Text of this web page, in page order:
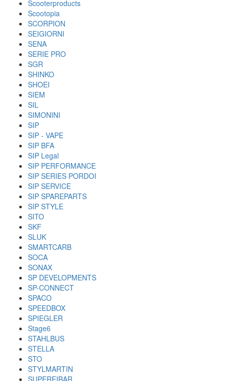
Scooterproducts
Scootopia
SCORPION
SEIGIORNI
SENA
SERIE PRO
SGR
SHINKO
SHOEI
SIEM
SIL
SIMONINI
SIP
SIP - VAPE
SIP BFA
SIP Legal
SIP PERFORMANCE
SIP SERIES PORDOI
SIP SERVICE
SIP SPAREPARTS
SIP STYLE
SITO
SKF
SLUK
SMARTCARB
SOCA
SONAX
SP DEVELOPMENTS
SP-CONNECT
SPACO
SPEEDBOX
SPIEGLER
Stage6
STAHLBUS
STELLA
STO
STYLMARTIN
SUPEREIBAR